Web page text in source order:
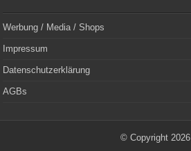
Werbung / Media / Shops
Impressum
Datenschutzerklärung
AGBs
© Copyright 2026